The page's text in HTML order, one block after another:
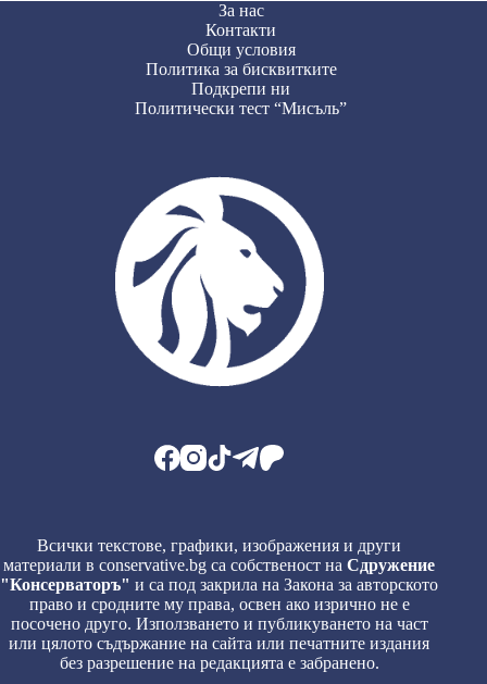
За нас
Контакти
Общи условия
Политика за бисквитките
Подкрепи ни
Политически тест “Мисъль”
Всички текстове, графики, изображения и други
материали в conservative.bg са собственост наСдружение
"Консерваторъ" и са под закрила на Закона за авторското
право и сродните му права, освен ако изрично не е
посочено друго. Използването и публикуването на част
или цялото съдържание на сайта или печатните издания
без разрешение на редакцията е забранено.